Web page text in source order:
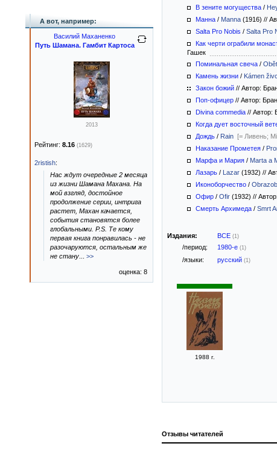
В зените могущества /
Манна / Manna (1916) //
Salta Pro Nobis / Salta Pro
Как черти ограбили
Гашек
Поминальная свеча /
Камень жизни / Kámen
Закон божий // Автор:
Поп-офицер // Автор:
Divina commedia // Автор:
Когда дует восточный
Дождь / Rain [= Ливень;
Наказание Прометея /
Марфа и Мария / Marta a
Лазарь / Lazar (1932) //
Иконоборчество /
Офир / Ofir (1932) //
Смерть Архимеда / Smrt
Издания: ВСЕ (1)
/период: 1980-е (1)
/языки: русский (1)
1988 г.
Отзывы читателей
А вот, например:
Василий Маханенко
Путь Шамана. Гамбит Картоса
2013
Рейтинг: 8.16 (1629)
2ristish:
Нас ждут очередные 2 месяца
из жизни Шамана Махана. На
мой взгляд, достойное
продолжение серии, интрига
растет, Махан качается,
события становятся более
глобальными. P.S. Те кому
первая книга понравилась - не
разочаруются, остальным же
не стану
>>
оценка: 8